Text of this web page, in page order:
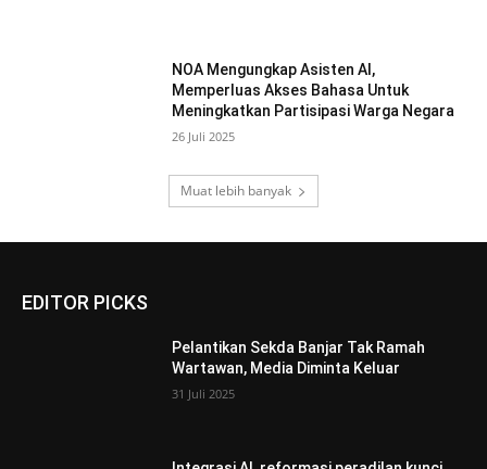
NOA Mengungkap Asisten AI,
Memperluas Akses Bahasa Untuk
Meningkatkan Partisipasi Warga Negara
26 Juli 2025
Muat lebih banyak
EDITOR PICKS
Pelantikan Sekda Banjar Tak Ramah
Wartawan, Media Diminta Keluar
31 Juli 2025